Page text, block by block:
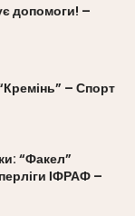
допомоги! –
– Спорт
“Факел”
ІФРАФ –